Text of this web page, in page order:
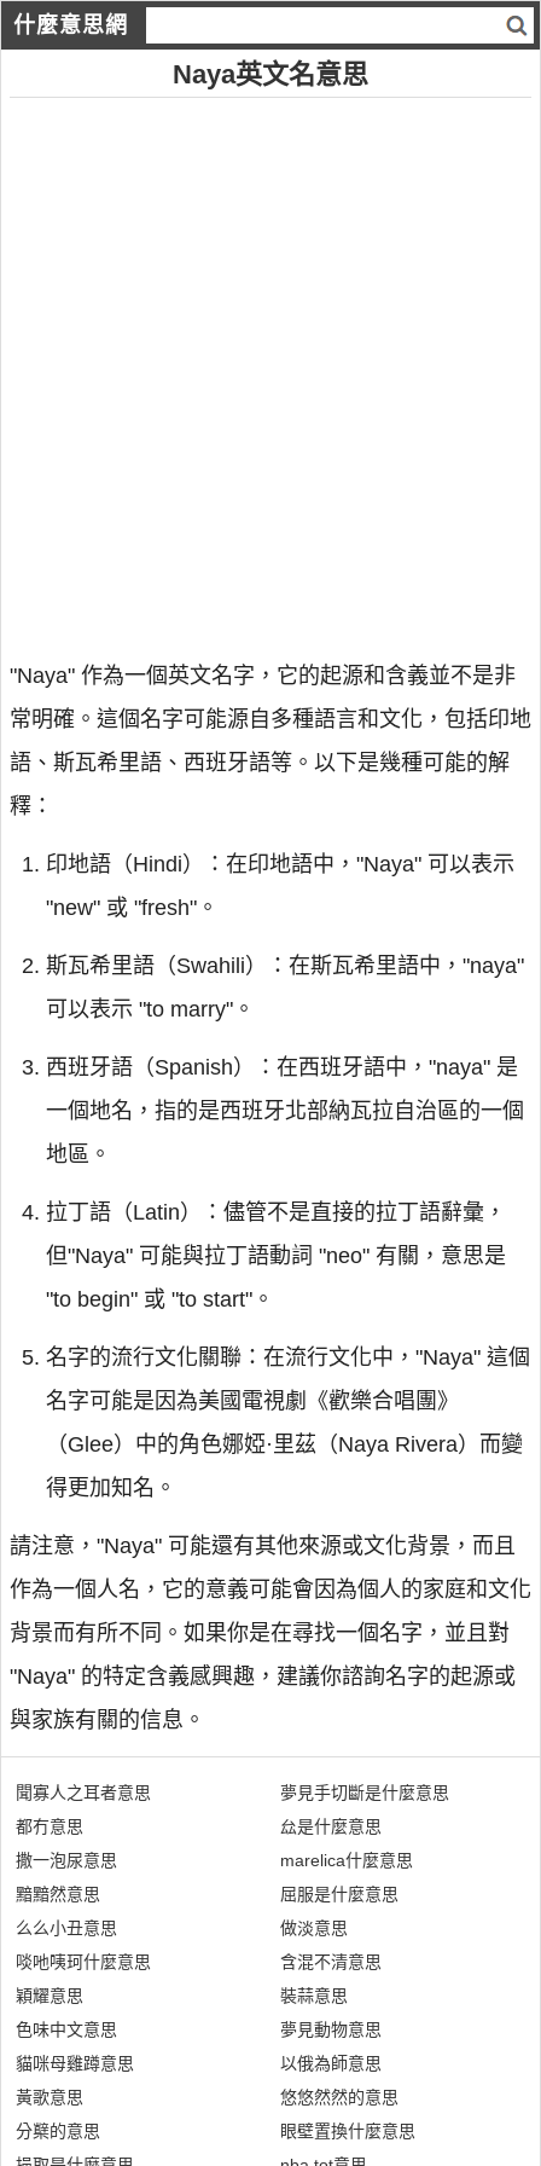
什麼意思網
Naya英文名意思
"Naya" 作為一個英文名字，它的起源和含義並不是非
常明確。這個名字可能源自多種語言和文化，包括印地
語、斯瓦希里語、西班牙語等。以下是幾種可能的解
釋：
印地語（Hindi）：在印地語中，"Naya" 可以表示
"new" 或 "fresh"。
斯瓦希里語（Swahili）：在斯瓦希里語中，"naya"
可以表示 "to marry"。
西班牙語（Spanish）：在西班牙語中，"naya" 是
一個地名，指的是西班牙北部納瓦拉自治區的一個
地區。
拉丁語（Latin）：儘管不是直接的拉丁語辭彙，
但"Naya" 可能與拉丁語動詞 "neo" 有關，意思是
"to begin" 或 "to start"。
名字的流行文化關聯：在流行文化中，"Naya" 這個
名字可能是因為美國電視劇《歡樂合唱團》
（Glee）中的角色娜婭·里茲（Naya Rivera）而變
得更加知名。
請注意，"Naya" 可能還有其他來源或文化背景，而且
作為一個人名，它的意義可能會因為個人的家庭和文化
背景而有所不同。如果你是在尋找一個名字，並且對
"Naya" 的特定含義感興趣，建議你諮詢名字的起源或
與家族有關的信息。
聞寡人之耳者意思
都冇意思
撒一泡尿意思
黯黯然意思
么么小丑意思
啖吔咦珂什麼意思
穎耀意思
色味中文意思
貓咪母雞蹲意思
黃歌意思
分櫱的意思
夢見手切斷是什麼意思
厽是什麼意思
marelica什麼意思
屈服是什麼意思
做淡意思
含混不清意思
裝蒜意思
夢見動物意思
以俄為師意思
悠悠然然的意思
眼壁置換什麼意思